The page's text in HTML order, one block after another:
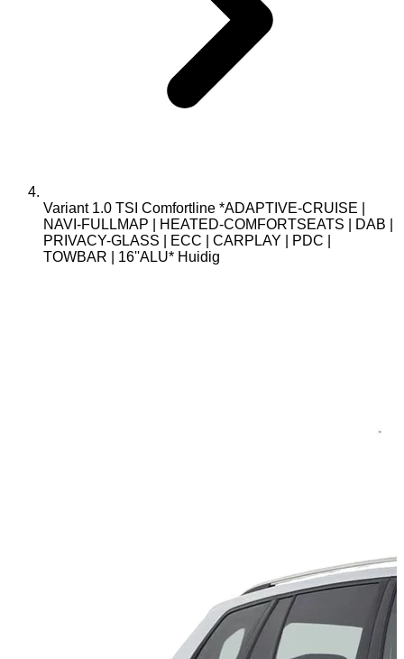
Variant 1.0 TSI Comfortline *ADAPTIVE-CRUISE |
NAVI-FULLMAP | HEATED-COMFORTSEATS | DAB |
PRIVACY-GLASS | ECC | CARPLAY | PDC |
TOWBAR | 16''ALU* Huidig